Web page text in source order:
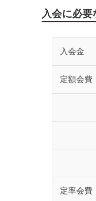
入会に必
入会金
定額会
7月1
10月
1月1
定率会費